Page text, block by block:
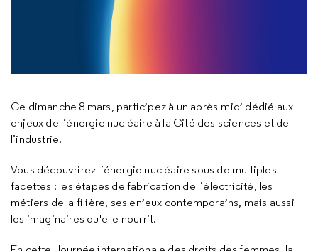
Ce dimanche 8 mars, participez à un après-midi dédié aux
enjeux de l’énergie nucléaire à la Cité des sciences et de
l’industrie.
Vous découvrirez l’énergie nucléaire sous de multiples
facettes : les étapes de fabrication de l’électricité, les
métiers de la filière, ses enjeux contemporains, mais aussi
les imaginaires qu'elle nourrit.